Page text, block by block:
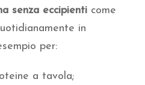
senza eccipienti come
in
per:
a tavola;